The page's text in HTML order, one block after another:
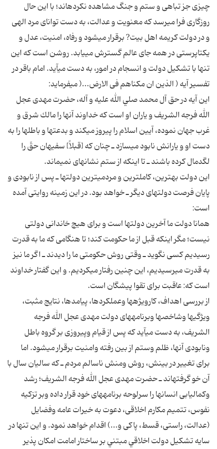
چيزى جز تباهى و ستم و جنگ مشاهده نكرده‏اند؛ با اين حال
روزگارى فرا مى‏رسد كه معنويت و عدالت، به دست تواناى مرد الهى
و در دولت كريمه اهل بيت? برقرار مى‏شود و رفاه، امنيت، عدل و
يكتاپرستى در همه جاى عالم گسترش مى‏يابد. روشن است كه اين
تنها با تشكيل دولت و انسجام در امور، به دست مى‏آيد. امام باقر در
تفسير آيه ( الذين ان مكناهم فى الارض...( مى‏فرمايد:
اين آيه در حق آل محمد صلي الله عليه و آله، حضرت مهدى عجل
الله فرجه الشريف و ياران او است كه خداوند آنها را مالك شرق و
غرب جهان نموده، آيين اسلام را پيروز مى‏كند و بدعت‏ها و باطل‏ها را به
دست او و يارانش نابود مى‏سازد ـ چنان كه [قبلاً] سفيهان حقّ را
لگدمال كرده باشند ـ تا اينكه از ستم نشانه‏اى نمى‏ماند.
اين دولت بهترين، كامل‏ترين و مردمى‏ترين دولت‏ها ـ پس از نابودى و
پايان فرصت دولت‏هاى ديگر ـ خواهد بود. در اين زمينه روايتى آمده
است:
همانا دولت ما آخرين دولت‏ها است و براى هيچ خاندانى دولتى
نيست؛ مگر اينكه قبل از ما حكومت كند؛ تا هنگامى كه ما به قدرت
رسيديم كسى نگويد ـ وقتى روش حكومتى ما را ديدند ـ اگر ما نيز
به قدرت مى‏رسيديم، اين چنين رفتار مى‏كرديم. و اين گفتار خداوند
است كه: عاقبت براى تقوا پيشگان است.
از بررسى اهداف، كارويژه‏ها وعملكردها، پيامدها، نتايج مثبت،
ويژگى‏ها وشاخص‏ها وبرنامه‏هاى دولت مهدى عجل الله فرجه
الشريف، به دست مى‏آيد كه پس از قيام وپيروزى بر گروه باطل
ونابودى آنها، ظلم وستم از بين رفته وامنيت برقرار مى‏شود. اما
براى تغيير در بينش، روش ومنش ناسالم مردم ـ كه ساليان سال با
آن خو گرفته‏اند ـ حضرت مهدى عجل الله فرجه الشريف؛ رشد
وكمال‏يابى انسان‏ها را سرلوحه برنامه‏هاى خود قرار داده وبر تزكيه
نفوس، تتميم مكارم اخلاقى، دعوت به خيرات عامه وفضايل
(عدالت، راستى، قسط، پاكى و...) اقدام خواهد نمود. و اين تنها در
سايه تشكيل دولت اخلاقي مبتني بر ساختار امامت امكان پذير